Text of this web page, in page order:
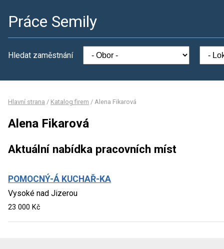
Práce Semily
Hledat zaměstnání
Hlavní strana / Katalog firem / Alena Fikarová
Alena Fikarová
Aktuální nabídka pracovních míst
POMOCNÝ-Á KUCHAŘ-KA
Vysoké nad Jizerou
23 000 Kč